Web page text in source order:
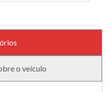
o veículo